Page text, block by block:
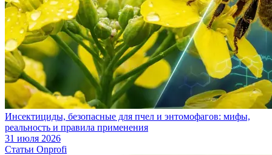
Инсектициды, безопасные для пчел и энтомофагов: мифы,
реальность и правила применения
31 июля 2026
Статьи Onprofi